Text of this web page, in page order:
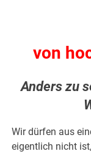
von
Anders zu
Wir dürfen aus
eigentlich nicht